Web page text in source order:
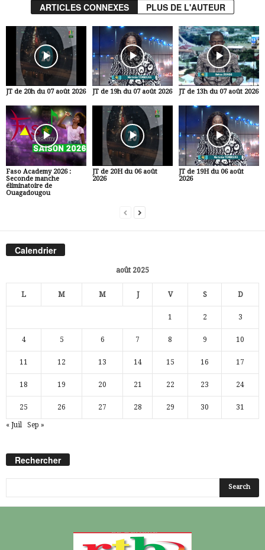
ARTICLES CONNEXES PLUS DE L'AUTEUR
JT de 20h du 07 août 2026 JT de 19h du 07 août 2026 JT de 13h du 07 août 2026
Faso Academy 2026 :
Seconde manche
éliminatoire de
Ouagadougou
JT de 20H du 06 août
2026
JT de 19H du 06 août
2026
Calendrier
août 2025
L M M J V S D
1 2 3
4 5 6 7 8 9 10
11 12 13 14 15 16 17
18 19 20 21 22 23 24
25 26 27 28 29 30 31
« Juil Sep »
Rechercher